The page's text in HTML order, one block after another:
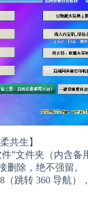
共生】
”文件夹（内含备
删除，绝不强留。
跳转 360 导航）